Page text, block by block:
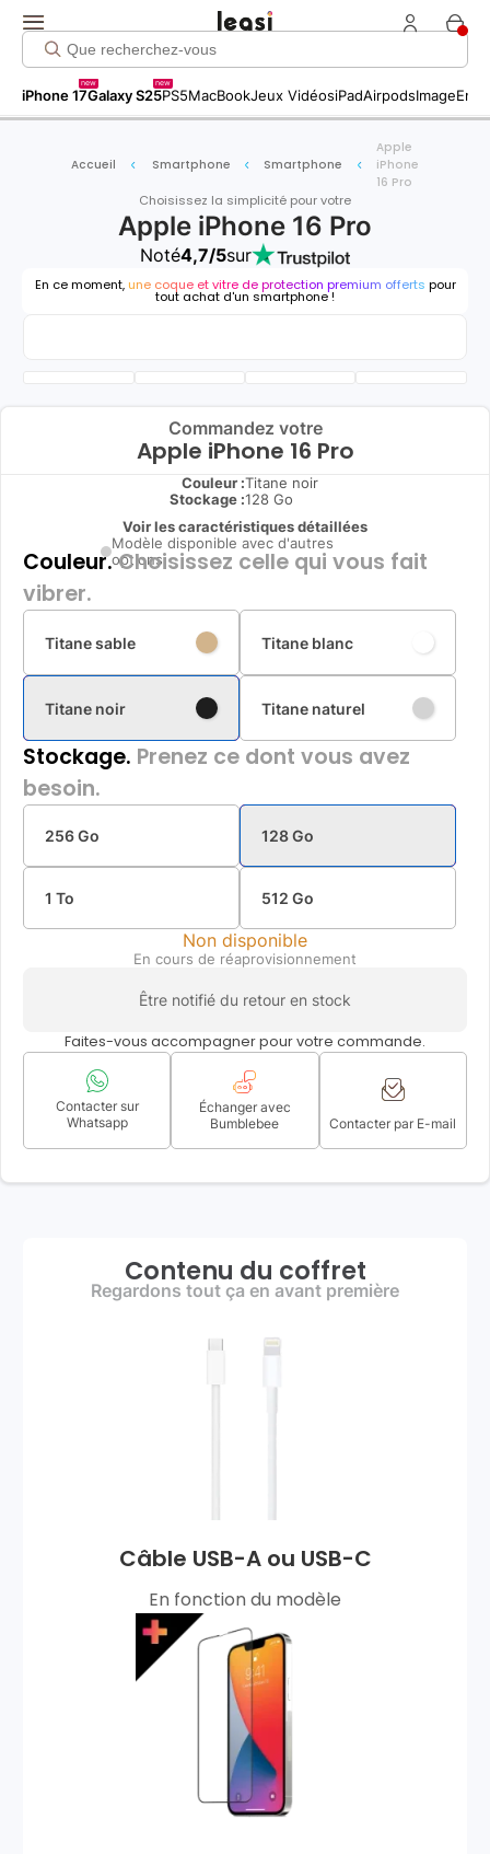
iPhone 17
new
Galaxy S25
new
PS5MacBookJeux VidéosiPadAirpodsImage
Accueil Smartphone Smartphone
Apple
iPhone
16 Pro
Choisissez la simplicité pour votre
Apple iPhone 16 Pro
Noté4,7/5sur
En ce moment, une coque et vitre de protection premium offerts pour
tout achat d'un smartphone !
Commandez votre
Apple iPhone 16 Pro
Couleur :Titane noir
Stockage :128 Go
Voir les caractéristiques détaillées
Modèle disponible avec d'autres
options
Couleur.Choisissez celle qui vous fait
vibrer.
Titane sable Titane blanc
Titane noir Titane naturel
Stockage. Prenez ce dont vous avez
besoin.
256 Go 128 Go
1 To 512 Go
Non disponible
En cours de réaprovisionnement
Être notifié du retour en stock
Faites-vous accompagner pour votre commande.
Contacter sur
Whatsapp
Échanger avec
Bumblebee
Contacter par E-mail
Contenu du coffret
Regardons tout ça en avant première
Câble USB-A ou USB-C
En fonction du modèle